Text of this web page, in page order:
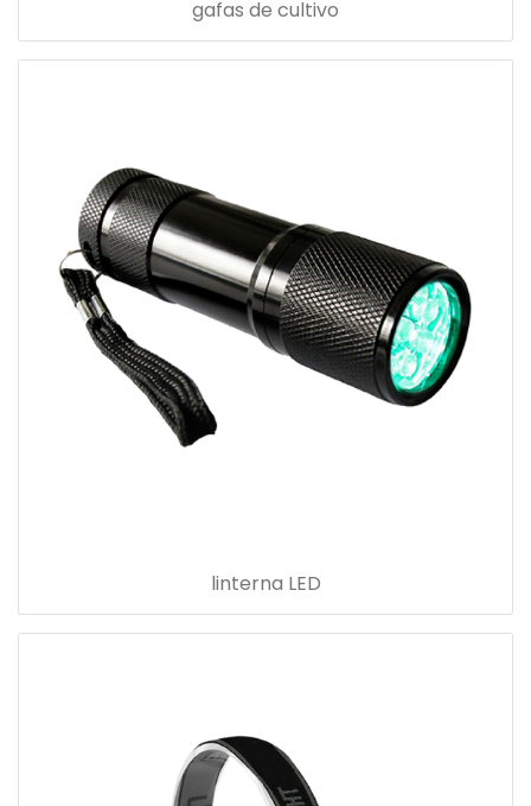
gafas de cultivo
linterna LED